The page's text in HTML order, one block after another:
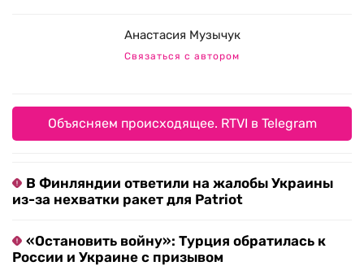
Анастасия Музычук
Связаться с автором
Объясняем происходящее. RTVI в Telegram
В Финляндии ответили на жалобы Украины
из-за нехватки ракет для Patriot
«Остановить войну»: Турция обратилась к
России и Украине с призывом